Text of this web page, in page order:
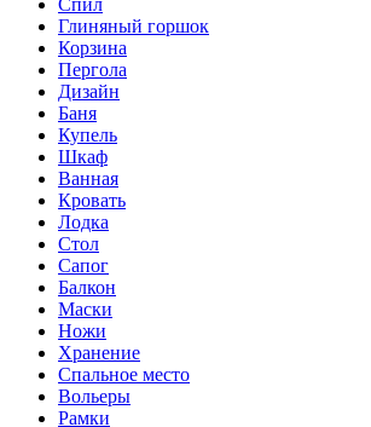
Спил
Глиняный горшок
Корзина
Пергола
Дизайн
Баня
Купель
Шкаф
Ванная
Кровать
Лодка
Стол
Сапог
Балкон
Маски
Ножи
Хранение
Спальное место
Вольеры
Рамки